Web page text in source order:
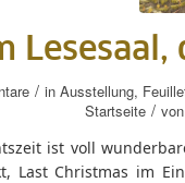
Lesesaal,
/ in Ausstellung,
Startseite / von
ist voll
Last Christmas im